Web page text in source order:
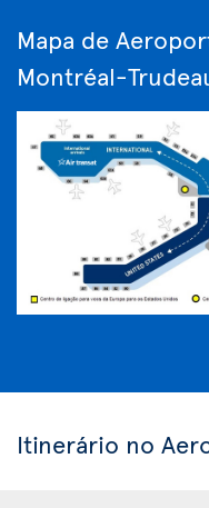
Mapa de
Montréal-
Itinerário no